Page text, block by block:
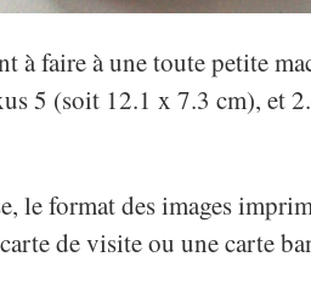
à faire à une toute petite
5 (soit 12.1 x 7.3 cm), et
le format des images
de visite ou une carte